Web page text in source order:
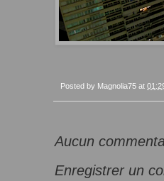
Posted by Magnolia75 at
Aucun
Enregistrer un